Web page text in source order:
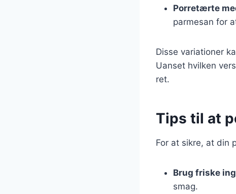
Porretærte
parmesan for
Disse variationer
Uanset hvilken
ret.
Tips til at
For at sikre, at din
Brug friske
smag.